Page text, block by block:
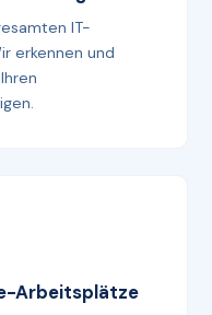
IT-
erkennen und
Arbeitsplätze